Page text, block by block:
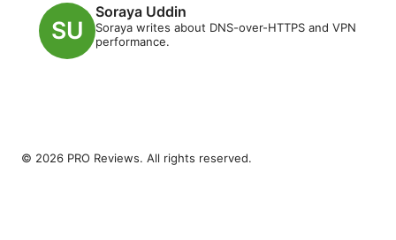
Soraya Uddin
Soraya writes about DNS-over-HTTPS and VPN
performance.
© 2026 PRO Reviews. All rights reserved.